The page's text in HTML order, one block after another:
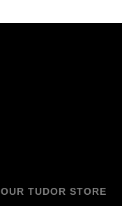
OUR TUDOR STORE